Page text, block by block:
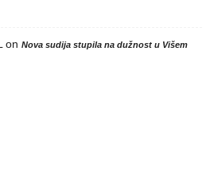
on Nova sudija stupila na dužnost u Višem